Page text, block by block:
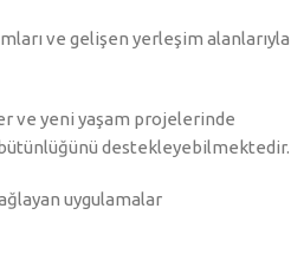
ve gelişen yerleşim alanlarıyla
ve yeni yaşam projelerinde
destekleyebilmektedir.
uygulamalar